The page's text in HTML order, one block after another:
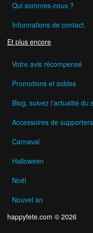
Qui sommes-nous ?
Informations de contact.
Et plus encore
Votre avis récompensé.
Promotions et soldes
Blog, suivez l'actualité du
Accessoires de supporters
Carnaval
Halloween
Noël
Nouvel an
happyfete.com © 2026